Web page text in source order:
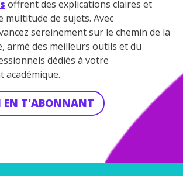
offrent des explications claires et
multitude de sujets. Avec
sereinement sur le chemin de la
armé des meilleurs outils et du
dédiés à votre
académique.
EN T'ABONNANT